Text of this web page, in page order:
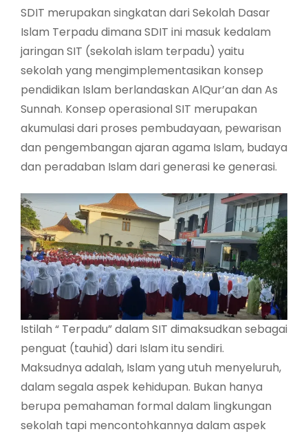
SDIT merupakan singkatan dari Sekolah Dasar
Islam Terpadu dimana SDIT ini masuk kedalam
jaringan SIT (sekolah islam terpadu) yaitu
sekolah yang mengimplementasikan konsep
pendidikan Islam berlandaskan AlQur’an dan As
Sunnah. Konsep operasional SIT merupakan
akumulasi dari proses pembudayaan, pewarisan
dan pengembangan ajaran agama Islam, budaya
dan peradaban Islam dari generasi ke generasi.
Istilah “ Terpadu” dalam SIT dimaksudkan sebagai
penguat (tauhid) dari Islam itu sendiri.
Maksudnya adalah, Islam yang utuh menyeluruh,
dalam segala aspek kehidupan. Bukan hanya
berupa pemahaman formal dalam lingkungan
sekolah tapi mencontohkannya dalam aspek